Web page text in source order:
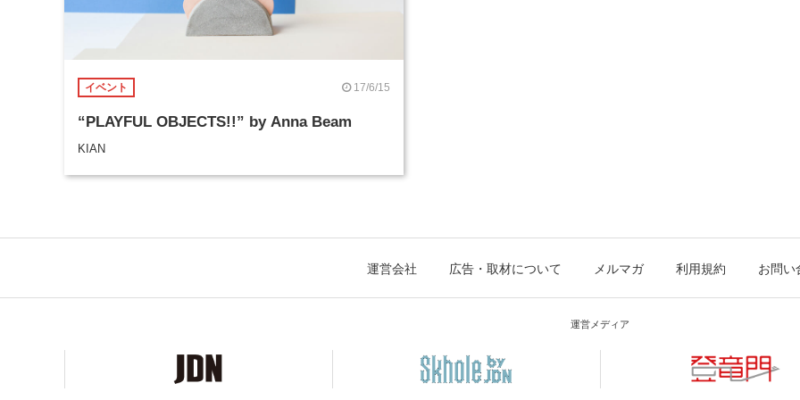
イベント 17/6/15
“PLAYFUL OBJECTS!!” by Anna Beam
KIAN
運営会社 広告・取材について メルマガ 利用規約 お問い
運営メディア